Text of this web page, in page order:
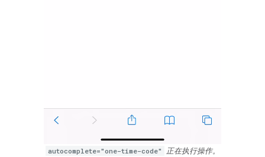
autocomplete="one-time-code" 正在执行操作。